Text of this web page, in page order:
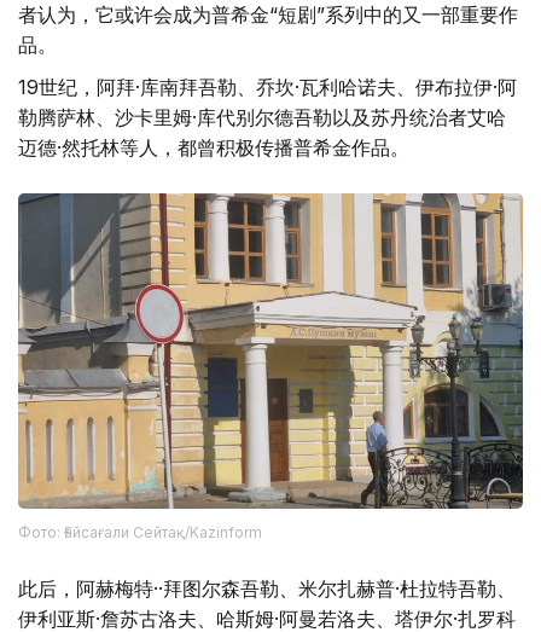
者认为，它或许会成为普希金“短剧”系列中的又一部重要作
品。
19世纪，阿拜·库南拜吾勒、乔坎·瓦利哈诺夫、伊布拉伊·阿
勒腾萨林、沙卡里姆·库代别尔德吾勒以及苏丹统治者艾哈
迈德·然托林等人，都曾积极传播普希金作品。
Фото: Ғайсағали Сейтақ/Kazinform
此后，阿赫梅特··拜图尔森吾勒、米尔扎赫普·杜拉特吾勒、
伊利亚斯·詹苏古洛夫、哈斯姆·阿曼若洛夫、塔伊尔·扎罗科